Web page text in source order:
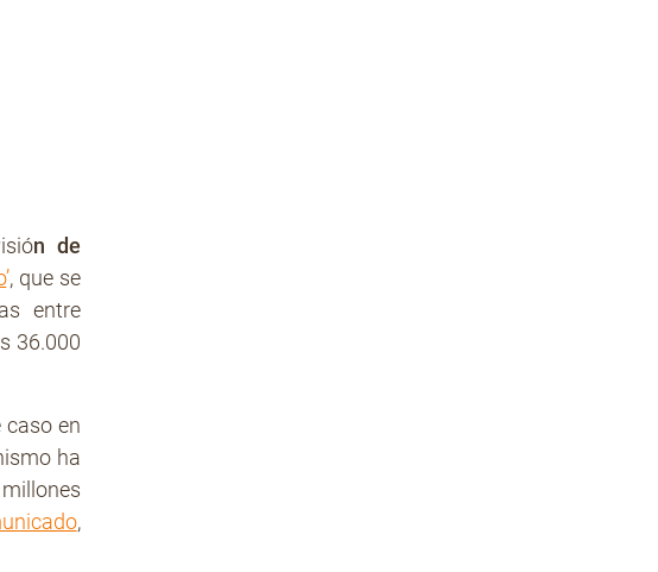
n de
’, que se
entre
36.000
caso en
ha
,